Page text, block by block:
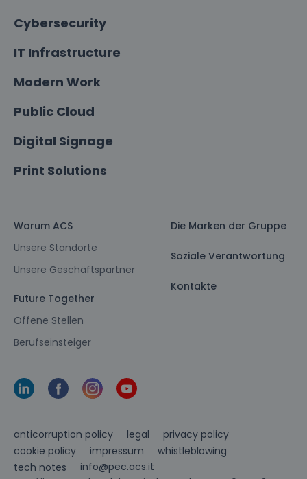
Cybersecurity
IT Infrastructure
Modern Work
Public Cloud
Digital Signage
Print Solutions
Warum ACS
Unsere Standorte
Unsere Geschäftspartner
Future Together
Offene Stellen
Berufseinsteiger
Die Marken der Gruppe
Soziale Verantwortung
Kontakte
anticorruption policy legal
privacy policy
cookie policy
impressum
whistleblowing
tech notes
info@pec.acs.it